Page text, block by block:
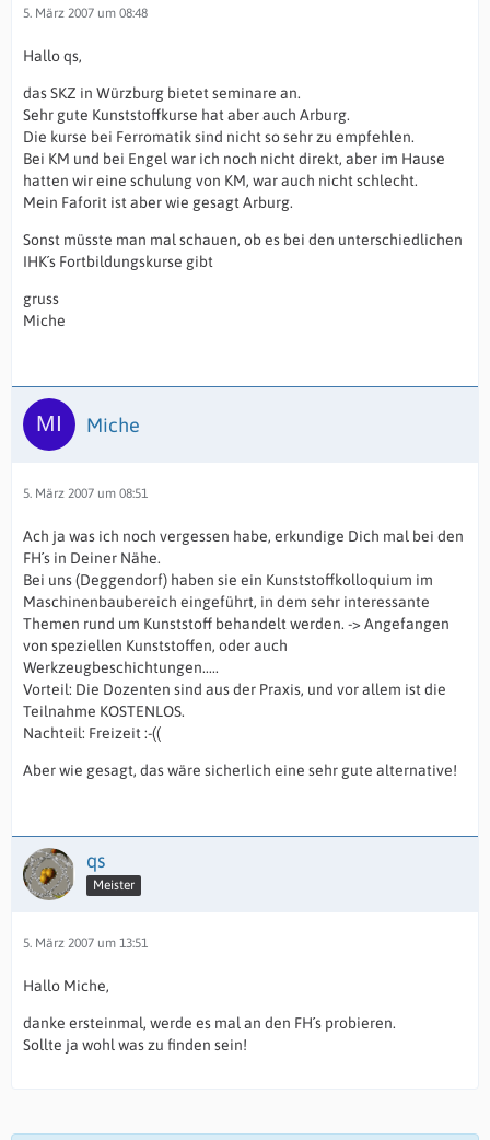
5. März 2007 um 08:48
Hallo qs,
das SKZ in Würzburg bietet seminare an.
Sehr gute Kunststoffkurse hat aber auch Arburg.
Die kurse bei Ferromatik sind nicht so sehr zu empfehlen.
Bei KM und bei Engel war ich noch nicht direkt, aber im Hause
hatten wir eine schulung von KM, war auch nicht schlecht.
Mein Faforit ist aber wie gesagt Arburg.
Sonst müsste man mal schauen, ob es bei den unterschiedlichen
IHK´s Fortbildungskurse gibt
gruss
Miche
Miche
5. März 2007 um 08:51
Ach ja was ich noch vergessen habe, erkundige Dich mal bei den
FH´s in Deiner Nähe.
Bei uns (Deggendorf) haben sie ein Kunststoffkolloquium im
Maschinenbaubereich eingeführt, in dem sehr interessante
Themen rund um Kunststoff behandelt werden. -> Angefangen
von speziellen Kunststoffen, oder auch
Werkzeugbeschichtungen.....
Vorteil: Die Dozenten sind aus der Praxis, und vor allem ist die
Teilnahme KOSTENLOS.
Nachteil: Freizeit :-((
Aber wie gesagt, das wäre sicherlich eine sehr gute alternative!
qs
Meister
5. März 2007 um 13:51
Hallo Miche,
danke ersteinmal, werde es mal an den FH´s probieren.
Sollte ja wohl was zu finden sein!